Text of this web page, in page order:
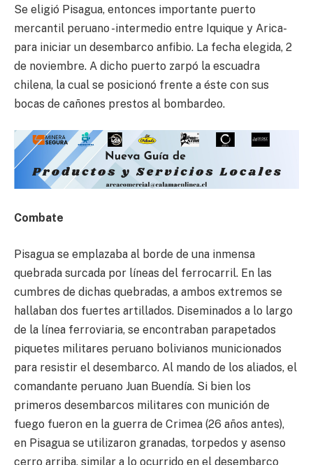
Se eligió Pisagua, entonces importante puerto
mercantil peruano -intermedio entre Iquique y Arica-
para iniciar un desembarco anfibio. La fecha elegida, 2
de noviembre. A dicho puerto zarpó la escuadra
chilena, la cual se posicionó frente a éste con sus
bocas de cañones prestos al bombardeo.
Combate
Pisagua se emplazaba al borde de una inmensa
quebrada surcada por líneas del ferrocarril. En las
cumbres de dichas quebradas, a ambos extremos se
hallaban dos fuertes artillados. Diseminados a lo largo
de la línea ferroviaria, se encontraban parapetados
piquetes militares peruano bolivianos municionados
para resistir el desembarco. Al mando de los aliados, el
comandante peruano Juan Buendía. Si bien los
primeros desembarcos militares con munición de
fuego fueron en la guerra de Crimea (26 años antes),
en Pisagua se utilizaron granadas, torpedos y asenso
cerro arriba, similar a lo ocurrido en el desembarco